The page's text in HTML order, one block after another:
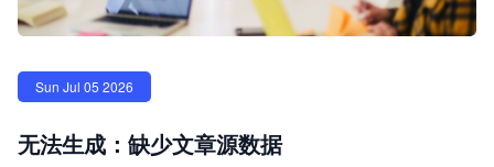
Sun Jul 05 2026
无法生成：缺少文章源数据